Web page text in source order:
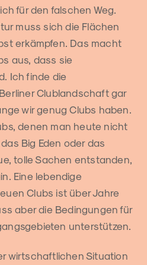
für den falschen Weg.
muss sich die Flächen
erkämpfen. Das macht
aus, dass sie
Ich finde die
Clublandschaft gar
wir genug Clubs haben.
denen man heute nicht
Big Eden oder das
tolle Sachen entstanden,
Eine lebendige
Clubs ist über Jahre
aber die Bedingungen für
unterstützen.
wirtschaftlichen Situation